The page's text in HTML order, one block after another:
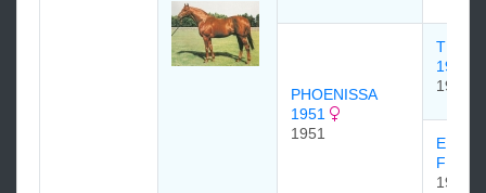
PHOENISSA
1951
1951
THE
1940
1940
ERICA
1946